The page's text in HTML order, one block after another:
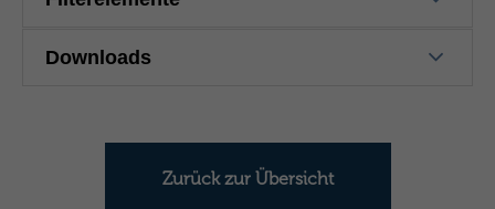
Downloads
Zurück zur Übersicht